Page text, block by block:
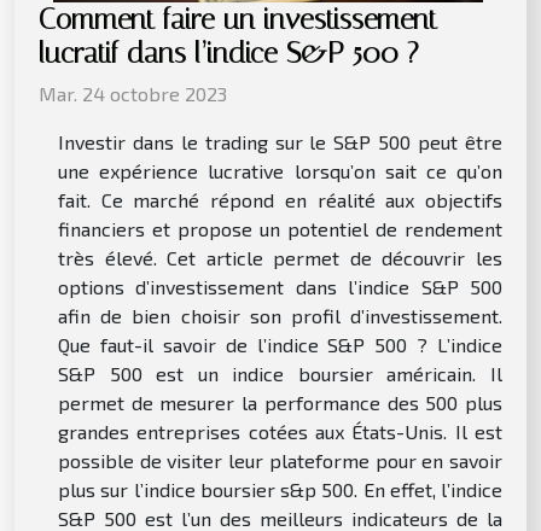
Comment faire un investissement
lucratif dans l’indice S&P 500 ?
Mar. 24 octobre 2023
Investir dans le trading sur le S&P 500 peut être
une expérience lucrative lorsqu’on sait ce qu’on
fait. Ce marché répond en réalité aux objectifs
financiers et propose un potentiel de rendement
très élevé. Cet article permet de découvrir les
options d’investissement dans l’indice S&P 500
afin de bien choisir son profil d’investissement.
Que faut-il savoir de l’indice S&P 500 ? L’indice
S&P 500 est un indice boursier américain. Il
permet de mesurer la performance des 500 plus
grandes entreprises cotées aux États-Unis. Il est
possible de visiter leur plateforme pour en savoir
plus sur l’indice boursier s&p 500. En effet, l’indice
S&P 500 est l’un des meilleurs indicateurs de la